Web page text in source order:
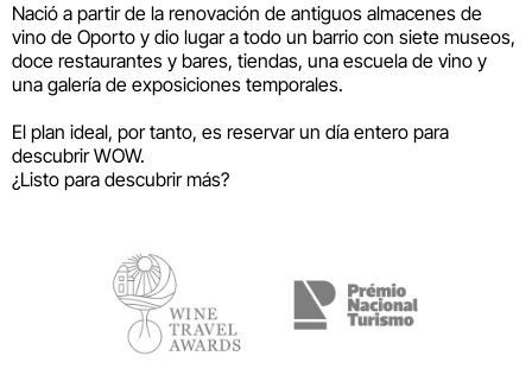
Nació a partir de la renovación de antiguos almacenes de
vino de Oporto y dio lugar a todo un barrio con siete museos,
doce restaurantes y bares, tiendas, una escuela de vino y
una galería de exposiciones temporales.
El plan ideal, por tanto, es reservar un día entero para
descubrir WOW.
¿Listo para descubrir más?